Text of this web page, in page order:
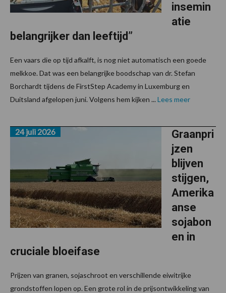
insemin
atie
belangrijker dan leeftijd”
Een vaars die op tijd afkalft, is nog niet automatisch een goede
melkkoe. Dat was een belangrijke boodschap van dr. Stefan
Borchardt tijdens de FirstStep Academy in Luxemburg en
Duitsland afgelopen juni. Volgens hem kijken ... Lees meer
Graanpri
jzen
blijven
stijgen,
Amerika
anse
sojabon
en in
cruciale bloeifase
24 juli 2026
Prijzen van granen, sojaschroot en verschillende eiwitrijke
grondstoffen lopen op. Een grote rol in de prijsontwikkeling van